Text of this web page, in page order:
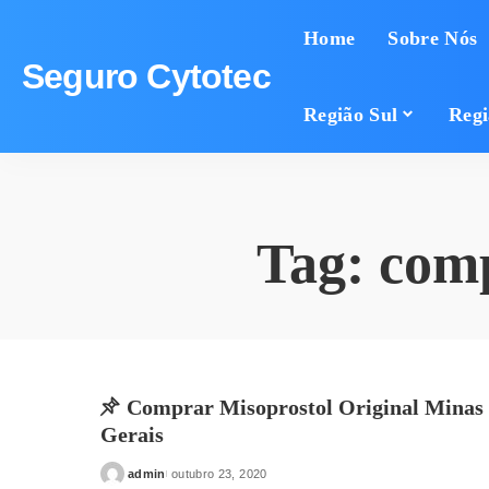
Seguro Cytotec
Home Sobre Nós
Região Sul
Tag:
Comprar Misoprostol Original Minas
Gerais
Posted
admin outubro 23, 2020